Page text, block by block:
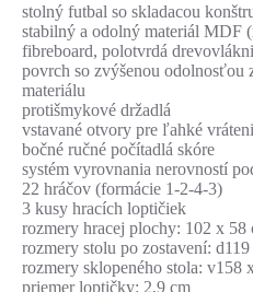
stolný futbal so skladacou
stabilný a odolný materiál MDF
fibreboard, polotvrdá
povrch so zvýšenou
materiálu
protišmykové držadlá
vstavané otvory pre ľahké
bočné ručné počítadlá skóre
systém vyrovnania nerovností
22 hráčov (formácie 1-2-4-3)
3 kusy hracích loptičiek
rozmery hracej plochy: 102 x 58
rozmery stolu po zostavení:
rozmery sklopeného stola: v158
priemer loptičky: 2,9 cm